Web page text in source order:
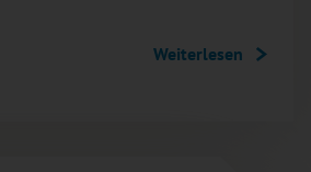
Weiterlesen